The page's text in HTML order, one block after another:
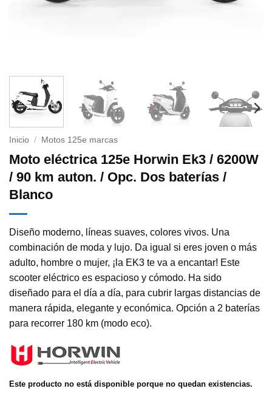
Inicio / Motos 125e marcas
Moto eléctrica 125e Horwin Ek3 / 6200W
/ 90 km auton. / Opc. Dos baterías /
Blanco
Diseño moderno, líneas suaves, colores vivos. Una
combinación de moda y lujo. Da igual si eres joven o más
adulto, hombre o mujer, ¡la EK3 te va a encantar! Este
scooter eléctrico es espacioso y cómodo. Ha sido
diseñado para el día a día, para cubrir largas distancias de
manera rápida, elegante y económica. Opción a 2 baterías
para recorrer 180 km (modo eco).
Este producto no está disponible porque no quedan existencias.